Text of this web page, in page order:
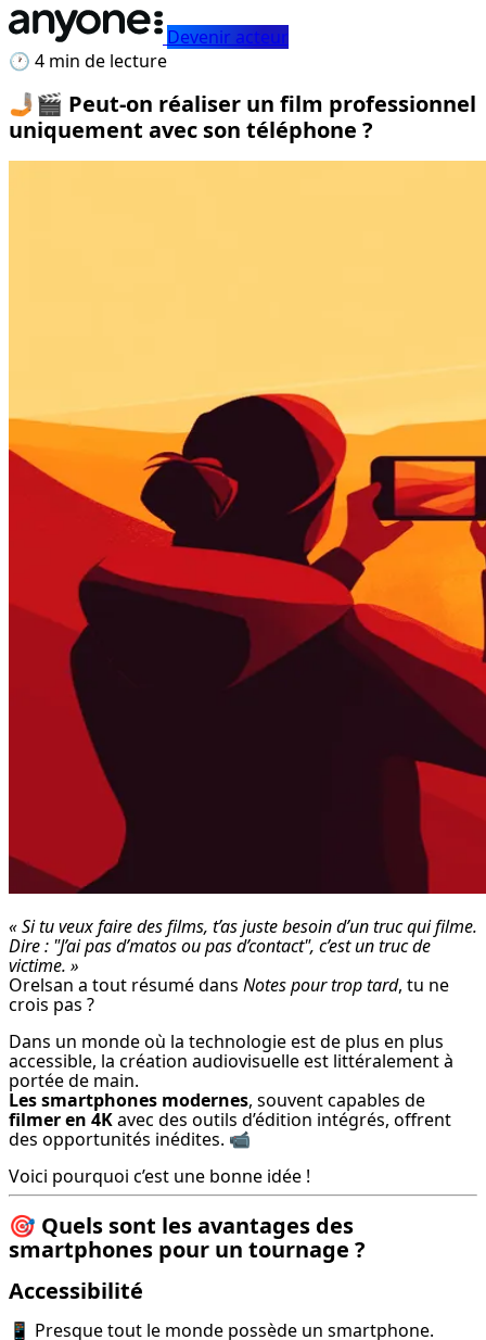
Devenir acteur
🕐 4 min de lecture
🤳🏽🎬 Peut-on réaliser un film professionnel
uniquement avec son téléphone ?
« Si tu veux faire des films, t’as juste besoin d’un truc qui filme.
Dire : "J’ai pas d’matos ou pas d’contact", c’est un truc de
victime. »
Orelsan a tout résumé dans Notes pour trop tard, tu ne
crois pas ?
Dans un monde où la technologie est de plus en plus
accessible, la création audiovisuelle est littéralement à
Les smartphones modernes
filmer en 4K avec des outils d’édition intégrés, offrent
des opportunités inédites. 📹
Voici pourquoi c’est une bonne idée !
🎯 Quels sont les avantages des
smartphones pour un tournage ?
Accessibilité
📱 Presque tout le monde possède un smartphone.